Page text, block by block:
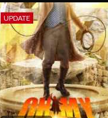
UPDATE